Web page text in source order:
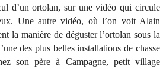
d’un ortolan, sur une vidéo qui circule
Une autre vidéo, où l’on voit Alain
la manière de déguster l’ortolan sous la
des plus belles installations de chasse
son père à Campagne, petit village